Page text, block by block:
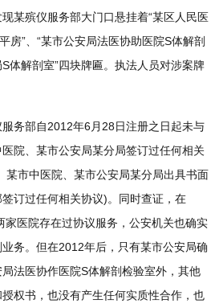
某殡仪服务部大门口悬挂着“某区人民医
房”、“某市公安局法医协助医院S体解剖
体解剖室”四块牌匾。执法人员对涉案牌
部自2012年6月28日注册之日起未与
医院、某市公安局某分局签订过任何相关
某市中医院、某市公安局某分局出具书面
订过任何相关协议)。同时查证，在
家医院存在过协议服务，公安机关也确实
务。但在2012年后，只有某市公安局确
法医协作医院S体解剖检验室外，其他
权书，也没有产生任何实质性合作，也